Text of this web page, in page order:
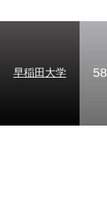
早稲田大学 58